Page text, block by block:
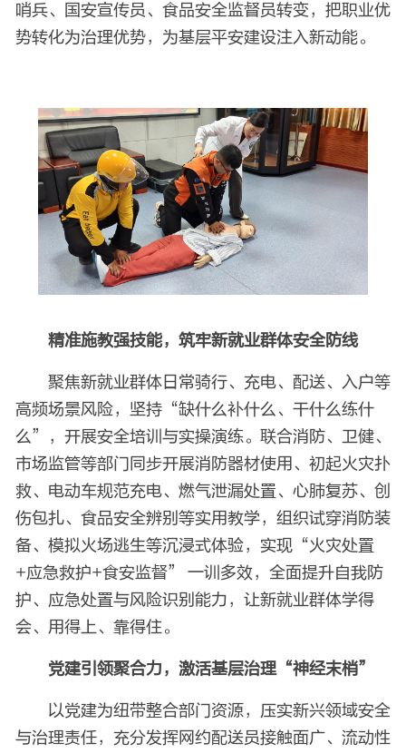
哨兵、国安宣传员、食品安全监督员转变，把职业优
势转化为治理优势，为基层平安建设注入新动能。
精准施教强技能，筑牢新就业群体安全防线
聚焦新就业群体日常骑行、充电、配送、入户等
高频场景风险，坚持“缺什么补什么、干什么练什
么”，开展安全培训与实操演练。联合消防、卫健、
市场监管等部门同步开展消防器材使用、初起火灾扑
救、电动车规范充电、燃气泄漏处置、心肺复苏、创
伤包扎、食品安全辨别等实用教学，组织试穿消防装
备、模拟火场逃生等沉浸式体验，实现“火灾处置
+应急救护+食安监督” 一训多效，全面提升自我防
护、应急处置与风险识别能力，让新就业群体学得
会、用得上、靠得住。
党建引领聚合力，激活基层治理“神经末梢”
以党建为纽带整合部门资源，压实新兴领域安全
与治理责任，充分发挥网约配送员接触面广、流动性